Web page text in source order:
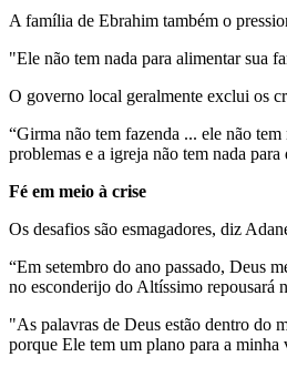
A família de Ebrahim também o
"Ele não tem nada para alimentar sua
O governo local geralmente exclui os
“Girma não tem fazenda ... ele não
problemas e a igreja não tem nada para
Fé em meio à crise
Os desafios são esmagadores, diz
“Em setembro do ano passado, Deus
no esconderijo do Altíssimo repousará
"As palavras de Deus estão dentro do
porque Ele tem um plano para a